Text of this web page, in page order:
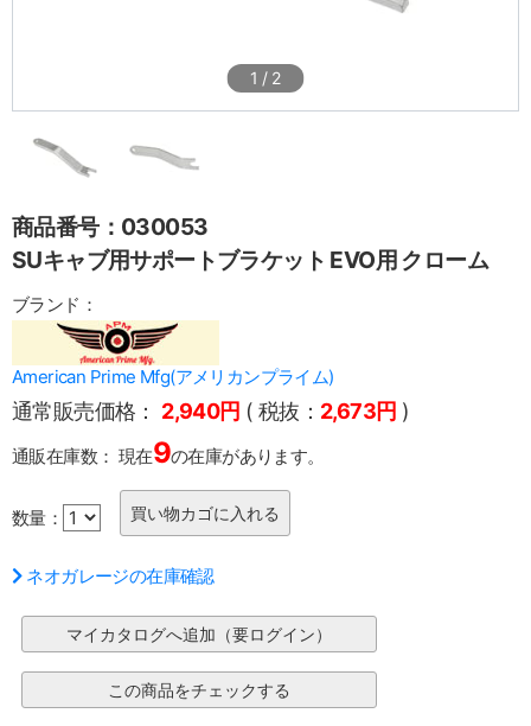
1 / 2
商品番号：030053
SUキャブ用サポートブラケット EVO用 クローム
ブランド：
American Prime Mfg(アメリカンプライム)
通常販売価格： 2,940円 ( 税抜： 2,673円 )
通販在庫数： 現在9の在庫があります。
数量：
ネオガレージの在庫確認